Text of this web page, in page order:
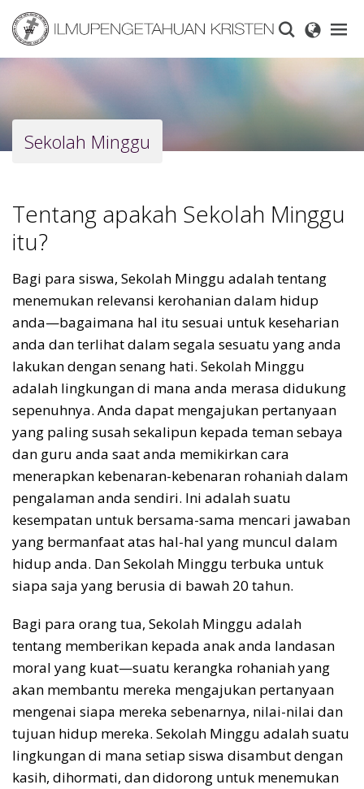
main
content
Sekolah Minggu
Tentang apakah Sekolah Minggu
itu?
Bagi para siswa, Sekolah Minggu adalah tentang
menemukan relevansi kerohanian dalam hidup
anda—bagaimana hal itu sesuai untuk keseharian
anda dan terlihat dalam segala sesuatu yang anda
lakukan dengan senang hati. Sekolah Minggu
adalah lingkungan di mana anda merasa didukung
sepenuhnya. Anda dapat mengajukan pertanyaan
yang paling susah sekalipun kepada teman sebaya
dan guru anda saat anda memikirkan cara
menerapkan kebenaran-kebenaran rohaniah dalam
pengalaman anda sendiri. Ini adalah suatu
kesempatan untuk bersama-sama mencari jawaban
yang bermanfaat atas hal-hal yang muncul dalam
hidup anda. Dan Sekolah Minggu terbuka untuk
siapa saja yang berusia di bawah 20 tahun.
Bagi para orang tua, Sekolah Minggu adalah
tentang memberikan kepada anak anda landasan
moral yang kuat—suatu kerangka rohaniah yang
akan membantu mereka mengajukan pertanyaan
mengenai siapa mereka sebenarnya, nilai-nilai dan
tujuan hidup mereka. Sekolah Minggu adalah suatu
lingkungan di mana setiap siswa disambut dengan
kasih, dihormati, dan didorong untuk menemukan